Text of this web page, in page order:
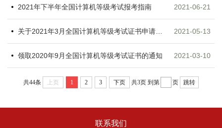
2021年下半年全国计算机等级考试报考指南 2021-06-21
关于2021年3月全国计算机等级考试证书申请直邮的通知 2021-05-13
领取2020年9月全国计算机等级考试证书的通知 2021-03-10
共44条 上页 1 2 3 下页 共3页 到第 页 跳转
联系我们